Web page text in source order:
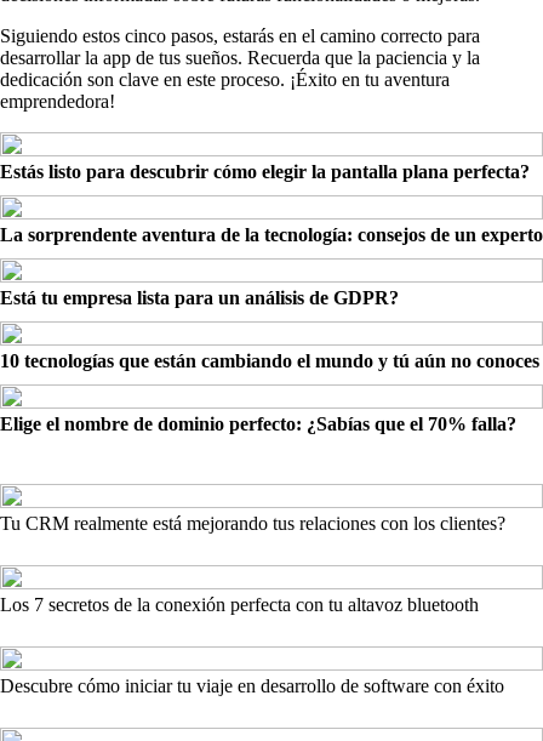
Siguiendo estos cinco pasos, estarás en el camino correcto para
desarrollar la app de tus sueños. Recuerda que la paciencia y la
dedicación son clave en este proceso. ¡Éxito en tu aventura
emprendedora!
Estás listo para descubrir cómo elegir la pantalla plana perfecta?
La sorprendente aventura de la tecnología: consejos de un experto
Está tu empresa lista para un análisis de GDPR?
10 tecnologías que están cambiando el mundo y tú aún no conoces
Elige el nombre de dominio perfecto: ¿Sabías que el 70% falla?
Tu CRM realmente está mejorando tus relaciones con los clientes?
Los 7 secretos de la conexión perfecta con tu altavoz bluetooth
Descubre cómo iniciar tu viaje en desarrollo de software con éxito